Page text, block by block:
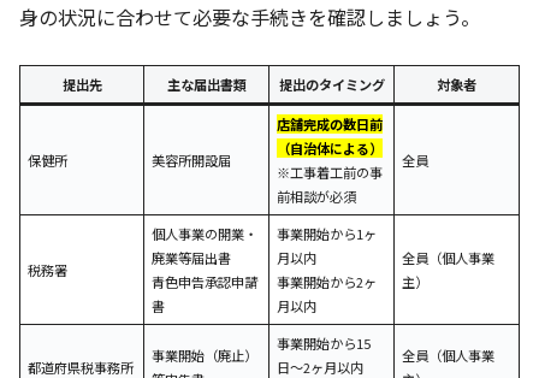
身の状況に合わせて必要な手続きを確認しましょう。
提出先 主な届出書類 提出のタイミング 対象者
保健所 美容所開設届
店舗完成の数日前
（自治体による）
※工事着工前の事
前相談が必須
全員
税務署
個人事業の開業・
廃業等届出書
青色申告承認申請
書
事業開始から1ヶ
月以内
事業開始から2ヶ
月以内
全員（個人事業
主）
都道府県税事務所
事業開始（廃止）
事業開始から15
日〜2ヶ月以内
全員（個人事業